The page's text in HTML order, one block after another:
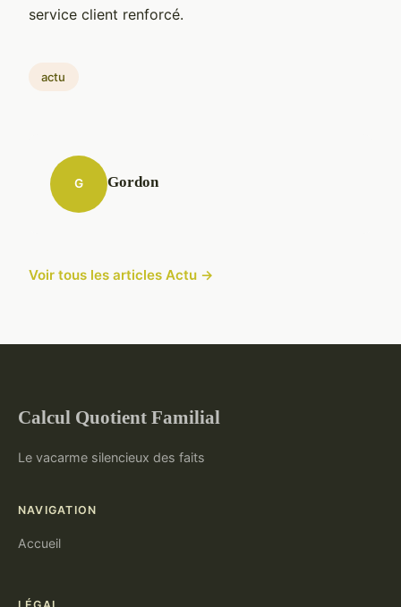
service client renforcé.
actu
G Gordon
Voir tous les articles Actu →
Calcul Quotient Familial
Le vacarme silencieux des faits
NAVIGATION
Accueil